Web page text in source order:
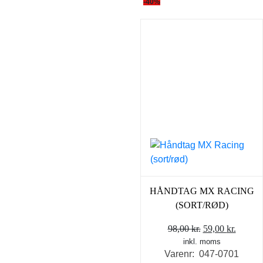
HÅNDTAG MX RACING
(SORT/RØD)
98,00kr. Den
oprindelige
pris
59,00 kr.
pris
inkl. moms
Varenr: 047-0701